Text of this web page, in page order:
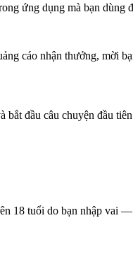
ứng dụng mà bạn
cáo nhận thưởng, mời
đầu câu chuyện đầu
18 tuổi do bạn nhập vai